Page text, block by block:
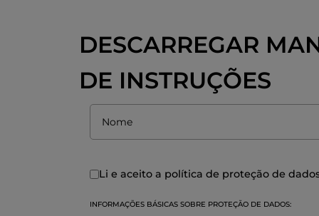
DESCARREGAR
DE INSTRUÇÕES
Li e aceito a política de proteção de
INFORMAÇÕES BÁSICAS SOBRE PROTEÇÃO DE DADOS: